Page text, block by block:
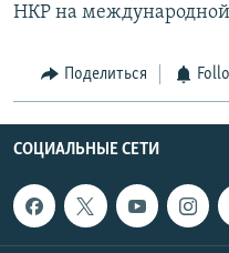
НКР на
Поделиться
СОЦИАЛЬНЫЕ СЕТИ